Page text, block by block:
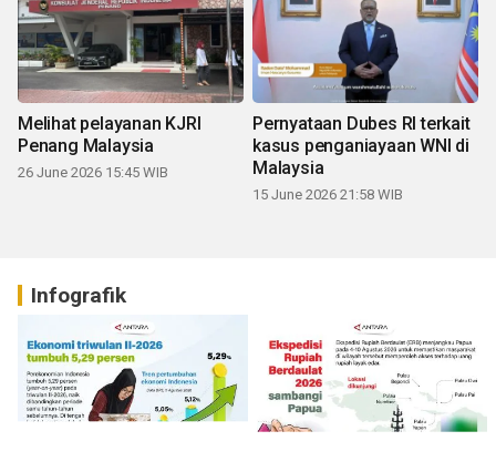
Melihat pelayanan KJRI
Penang Malaysia
26 June 2026 15:45 WIB
Pernyataan Dubes RI terkait
kasus penganiayaan WNI di
Malaysia
15 June 2026 21:58 WIB
Infografik